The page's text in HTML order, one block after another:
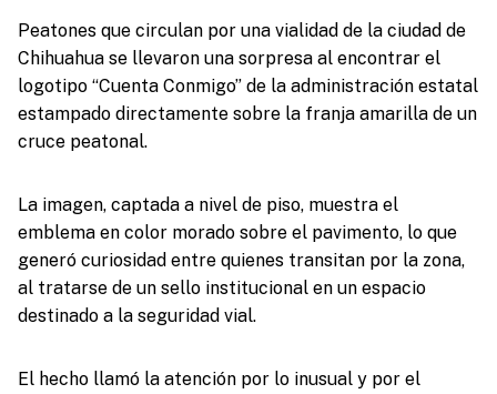
Peatones que circulan por una vialidad de la ciudad de
Chihuahua se llevaron una sorpresa al encontrar el
logotipo “Cuenta Conmigo” de la administración estatal
estampado directamente sobre la franja amarilla de un
cruce peatonal.
La imagen, captada a nivel de piso, muestra el
emblema en color morado sobre el pavimento, lo que
generó curiosidad entre quienes transitan por la zona,
al tratarse de un sello institucional en un espacio
destinado a la seguridad vial.
El hecho llamó la atención por lo inusual y por el